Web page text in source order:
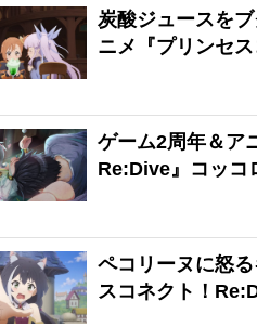
炭酸ジュースを
ニメ『プリンセ
ゲーム2周年＆ア
Re:Dive』コッコ
ペコリーヌに怒
スコネクト！